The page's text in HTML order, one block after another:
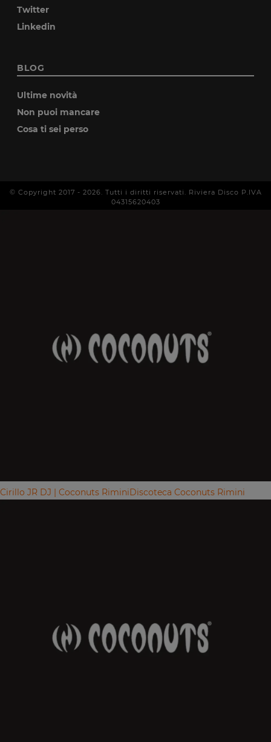
Twitter
Linkedin
BLOG
Ultime novità
Non puoi mancare
Cosa ti sei perso
© Copyright 2017 - 2026 . Tutti i diritti riservati. Riviera Disco P.IVA
04315620403
Cirillo JR DJ | Coconuts RiminiDiscoteca Coconuts Rimini